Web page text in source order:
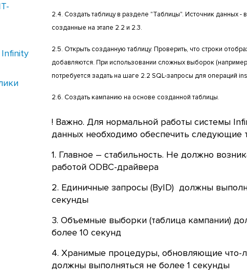
2.4. Создать таблицу в разделе "Таблицы". Источник данных
созданные на этапе 2.2 и 2.3.
2.5. Открыть созданную таблицу. Проверить, что строки
добавляются. При использовании сложных выборок
потребуется задать на шаге 2.2 SQL-запросы для операций
2.6. Создать кампанию на основе созданной таблицы.
! Важно. Для нормальной работы системы
данных необходимо обеспечить следующие
1. Главное – стабильность. Не должно
работой ODBC-драйвера
2. Единичные запросы (ByID) должны
секунды
3. Объемные выборки (таблица кампании)
более 10 секунд
4. Хранимые процедуры, обновляющие что-
должны выполняться не более 1 секунды